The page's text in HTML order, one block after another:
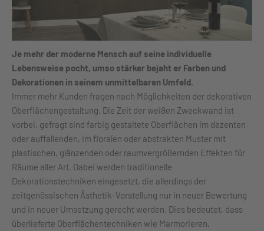
Je mehr der moderne Mensch auf seine individuelle
Lebensweise pocht, umso stärker bejaht er Farben und
Dekorationen in seinem unmittelbaren Umfeld.
Immer mehr Kunden fragen nach Möglichkeiten der dekorativen
Oberflächengestaltung. Die Zeit der weißen Zweckwand ist
vorbei, gefragt sind farbig gestaltete Oberflächen im dezenten
oder auffallenden, im floralen oder abstrakten Muster mit
plastischen, glänzenden oder raumvergrößernden Effekten für
Räume aller Art. Dabei werden traditionelle
Dekorationstechniken eingesetzt, die allerdings der
zeitgenössischen Ästhetik-Vorstellung nur in neuer Bewertung
und in neuer Umsetzung gerecht werden. Dies bedeutet, dass
überlieferte Oberflächentechniken wie Marmorieren,